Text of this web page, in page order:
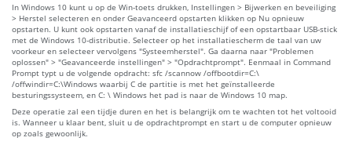
In Windows 10 kunt u op de Win-toets drukken, Instellingen > Bijwerken en beveiliging
> Herstel selecteren en onder Geavanceerd opstarten klikken op Nu opnieuw
opstarten. U kunt ook opstarten vanaf de installatieschijf of een opstartbaar USB-stick
met de Windows 10-distributie. Selecteer op het installatiescherm de taal van uw
voorkeur en selecteer vervolgens "Systeemherstel". Ga daarna naar "Problemen
oplossen" > "Geavanceerde instellingen" > "Opdrachtprompt". Eenmaal in Command
Prompt typt u de volgende opdracht: sfc /scannow /offbootdir=C:\
/offwindir=C:\Windows waarbij C de partitie is met het geïnstalleerde
besturingssysteem, en C: \ Windows het pad is naar de Windows 10 map.
Deze operatie zal een tijdje duren en het is belangrijk om te wachten tot het voltooid
is. Wanneer u klaar bent, sluit u de opdrachtprompt en start u de computer opnieuw
op zoals gewoonlijk.